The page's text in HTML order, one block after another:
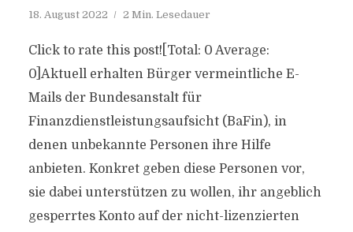
18. August 2022 2 Min. Lesedauer
Click to rate this post![Total: 0 Average:
0]Aktuell erhalten Bürger vermeintliche E-
Mails der Bundesanstalt für
Finanzdienstleistungsaufsicht (BaFin), in
denen unbekannte Personen ihre Hilfe
anbieten. Konkret geben diese Personen vor,
sie dabei unterstützen zu wollen, ihr angeblich
gesperrtes Konto auf der nicht-lizenzierten